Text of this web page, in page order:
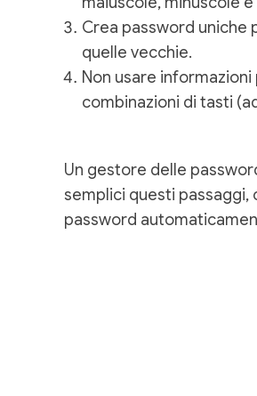
Crea password uniche
quelle vecchie.
Non usare
combinazioni di tasti
Un gestore delle
semplici questi passaggi,
password